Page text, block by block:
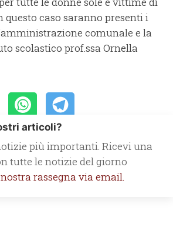
questo caso saranno presenti i
comunale e la
scolastico prof.ssa Ornella
articoli?
più importanti. Ricevi una
tutte le notizie del giorno
rassegna via email.